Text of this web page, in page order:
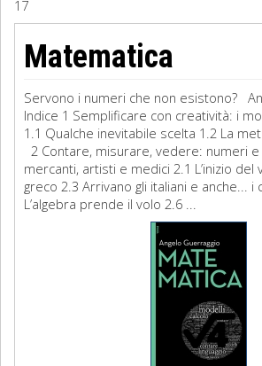
Filosofia
Storia
Matematica
Diritto
17
Matematica
Servono i numeri che non esistono?
Indice 1 Semplificare con creatività: i
1.1 Qualche inevitabile scelta 1.2 La
2 Contare, misurare, vedere: numeri
mercanti, artisti e medici 2.1 L’inizio del
greco 2.3 Arrivano gli italiani e anche... i
L’algebra prende il volo 2.6 ...